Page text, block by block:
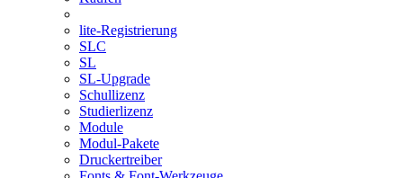
lite-Registrierung
SLC
SL
SL-Upgrade
Schullizenz
Studierlizenz
Module
Modul-Pakete
Druckertreiber